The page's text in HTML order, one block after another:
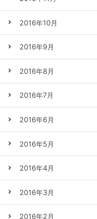
2016年10月
2016年9月
2016年8月
2016年7月
2016年6月
2016年5月
2016年4月
2016年3月
2016年2月